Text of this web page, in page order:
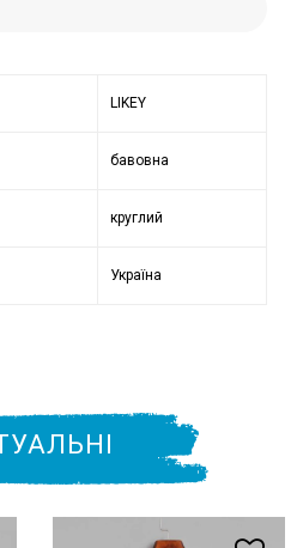
LIKEY
бавовна
круглий
Україна